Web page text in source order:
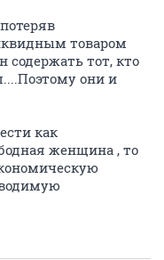
товаром
содержать тот, кто
они и
как
женщина , то